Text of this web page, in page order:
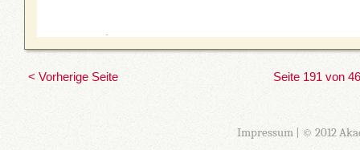
< Vorherige Seite Seite 191 von
Impressum| © 2012